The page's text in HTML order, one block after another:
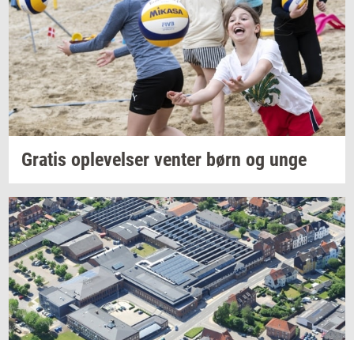
Gra­tis op­le­vel­ser ven­ter børn og unge